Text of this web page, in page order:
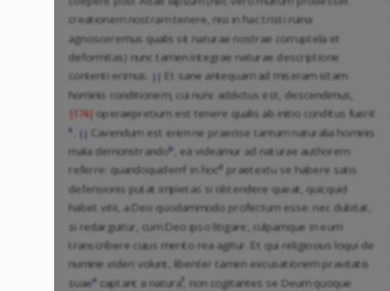
creationem nostram tenere, nisi in hac tristi ruina
agnosceremus qualis sit naturae nostrae corruptela et
deformitas) nunc tamen integrae naturae descriptione
contenti erimus.
Et sane antequam ad miseram istam
hominis conditionem, cui nunc addictus est, descendimus,
|174| operaepretium est tenere qualis ab initio conditus fuerit
a || Cavendum est enim ne praecise tantum naturalia hominis
mala demonstrandob
, ea videamur ad naturae authorem
referre: quandoquidemc in hocd praetextu se habere satis
defensionis putat impietas si obtendere queat, quicquid
habet vitii, a Deo quodammodo profectum esse: nec dubitat,
si redarguitur, cum Deo ipso litigare, culpamque in eum
transcribere cuius merito rea agitur. Et qui religiosius loqui de
numine videri volunt, libenter tamen excusationem pravitatis
suaee captant a natura, non cogitantes se Deum quoque